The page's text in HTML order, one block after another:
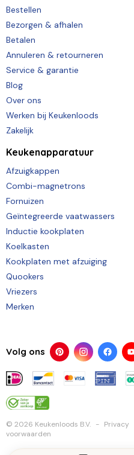
Bestellen
Bezorgen & afhalen
Betalen
Annuleren & retourneren
Service & garantie
Blog
Over ons
Werken bij Keukenloods
Zakelijk
Keukenapparatuur
Afzuigkappen
Combi-magnetrons
Fornuizen
Geïntegreerde vaatwassers
Inductie kookplaten
Koelkasten
Kookplaten met afzuiging
Quookers
Vriezers
Merken
Volg ons
© 2026 Keukenloods B.V. Privacy
voorwaarden